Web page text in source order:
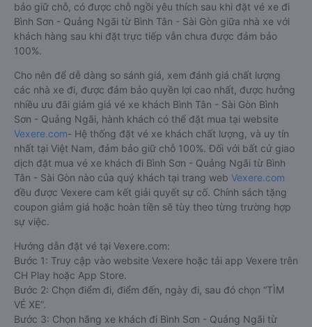
bảo giữ chỗ, có được chỗ ngồi yêu thích sau khi đặt vé xe đi
Bình Sơn - Quảng Ngãi từ Bình Tân - Sài Gòn giữa nhà xe với
khách hàng sau khi đặt trực tiếp vẫn chưa được đảm bảo
100%.
Cho nên để dễ dàng so sánh giá, xem đánh giá chất lượng
các nhà xe đi, được đảm bảo quyền lợi cao nhất, được hưởng
nhiều ưu đãi giảm giá vé xe khách Bình Tân - Sài Gòn Bình
Sơn - Quảng Ngãi, hành khách có thể đặt mua tại website
Vexere.com- Hệ thống đặt vé xe khách chất lượng, và uy tín
nhất tại Việt Nam, đảm bảo giữ chỗ 100%. Đối với bất cứ giao
dịch đặt mua vé xe khách đi Bình Sơn - Quảng Ngãi từ Bình
Tân - Sài Gòn nào của quý khách tại trang web Vexere.com
đều được Vexere cam kết giải quyết sự cố. Chính sách tặng
coupon giảm giá hoặc hoàn tiền sẽ tùy theo từng trường hợp
sự việc.
Hướng dẫn đặt vé tại Vexere.com:
Bước 1: Truy cập vào website Vexere hoặc tải app Vexere trên
CH Play hoặc App Store.
Bước 2: Chọn điểm đi, điểm đến, ngày đi, sau đó chọn “TÌM
VÉ XE”.
Bước 3: Chọn hãng xe khách đi Bình Sơn - Quảng Ngãi từ